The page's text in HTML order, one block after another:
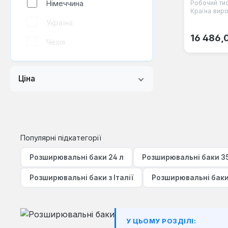
Німеччина
Україна
Чехія
Ціна
Робочий
Країна
16
Популярні підкатегорії
Розширювальні баки 24 л Розширювальні баки
Розширювальні баки з Італії Розширювальні
У ЦЬОМУ РОЗДІЛІ: